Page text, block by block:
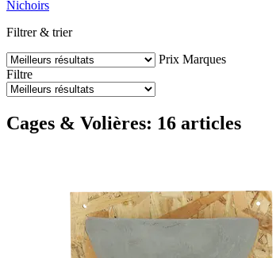
Nichoirs
Filtrer & trier
Prix Marques
Filtre
Cages & Volières: 16 articles